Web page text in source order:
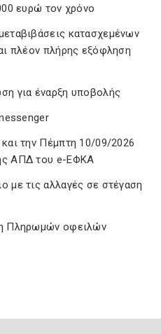
ευρώ τον χρόνο
κατασχεμένων
πλέον πλήρης εξόφληση
για έναρξη υποβολής
την Πέμπτη 10/09/2026
ΑΠΔ του e-ΕΦΚΑ
με τις αλλαγές σε στέγαση
Πληρωμών οφειλών